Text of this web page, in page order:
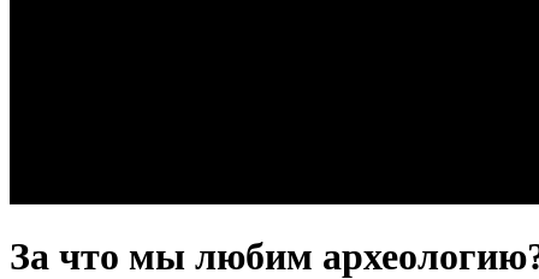
За что мы любим